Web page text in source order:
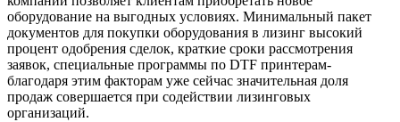
оборудование на выгодных условиях. Минимальный пакет
документов для покупки оборудования в лизинг высокий
процент одобрения сделок, краткие сроки рассмотрения
заявок, специальные программы по DTF принтерам-
благодаря этим факторам уже сейчас значительная доля
продаж совершается при содействии лизинговых
организаций.